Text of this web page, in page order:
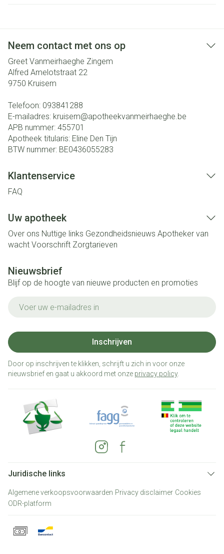
Neem contact met ons op
Greet Vanmeirhaeghe Zingem
Alfred Amelotstraat 22
9750 Kruisem
Telefoon: 093841288
E-mailadres: kruisem@apotheekvanmeirhaeghe.be
APB nummer: 455701
Apotheek titularis: Eline Den Tijn
BTW nummer: BE0436055283
Klantenservice
FAQ
Uw apotheek
Over ons Nuttige links Gezondheidsnieuws Apotheker van
wacht Voorschrift Zorgtarieven
Nieuwsbrief
Blijf op de hoogte van nieuwe producten en promoties
Inschrijven
Door op inschrijven te klikken, schrijft u zich in voor onze
nieuwsbrief en gaat u akkoord met onze privacy policy.
Juridische links
Algemene verkoopsvoorwaarden Privacy disclaimer Cookies
ODR-platform